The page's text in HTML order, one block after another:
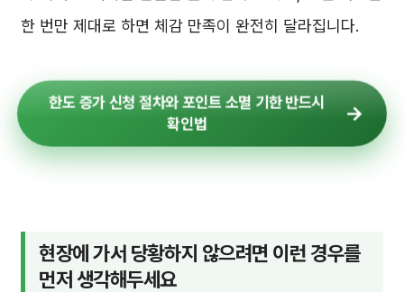
한 번만 제대로 하면 체감 만족이 완전히 달라집니다.
한도 증가 신청 절차와 포인트 소멸 기한 반드시
확인법
현장에 가서 당황하지 않으려면 이런 경우를
먼저 생각해두세요